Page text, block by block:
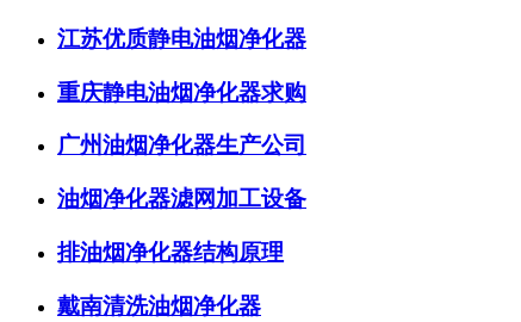
江苏优质静电油烟净化器
重庆静电油烟净化器求购
广州油烟净化器生产公司
油烟净化器滤网加工设备
排油烟净化器结构原理
戴南清洗油烟净化器